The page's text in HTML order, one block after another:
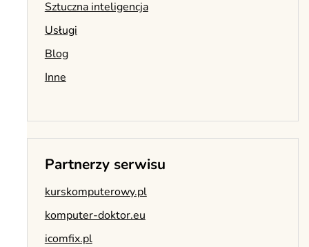
Sztuczna inteligencja
Usługi
Blog
Inne
Partnerzy serwisu
kurskomputerowy.pl
komputer-doktor.eu
icomfix.pl